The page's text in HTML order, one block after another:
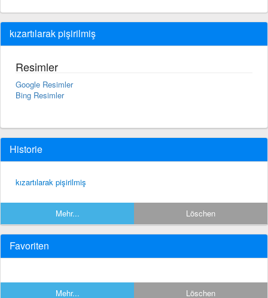
kızartılarak pişirilmiş
Resimler
Google Resimler
Bing Resimler
Historie
kızartılarak pişirilmiş
Mehr... Löschen
Favoriten
Mehr... Löschen